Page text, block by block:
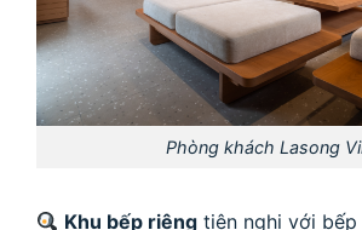
Phòng khách Lasong
Khu bếp riêng tiện nghi với